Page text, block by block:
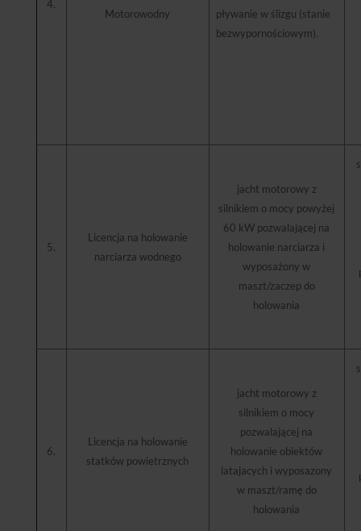
4.
Motorowodny
pływanie w ślizgu (stanie
bezwypornościowym).
5.
Licencja na holowanie
narciarza wodnego
jacht motorowy z
silnikiem o mocy powyżej
60 kW pozwalającej na
holowanie narciarza i
wyposażony w
maszt/zaczep do
holowania
6.
Licencja na holowanie
statków powietrznych
jacht motorowy z
silnikiem o mocy
pozwalającej na
holowanie obiektów
latajacych i wyposazony
w maszt/ramę do
holowania